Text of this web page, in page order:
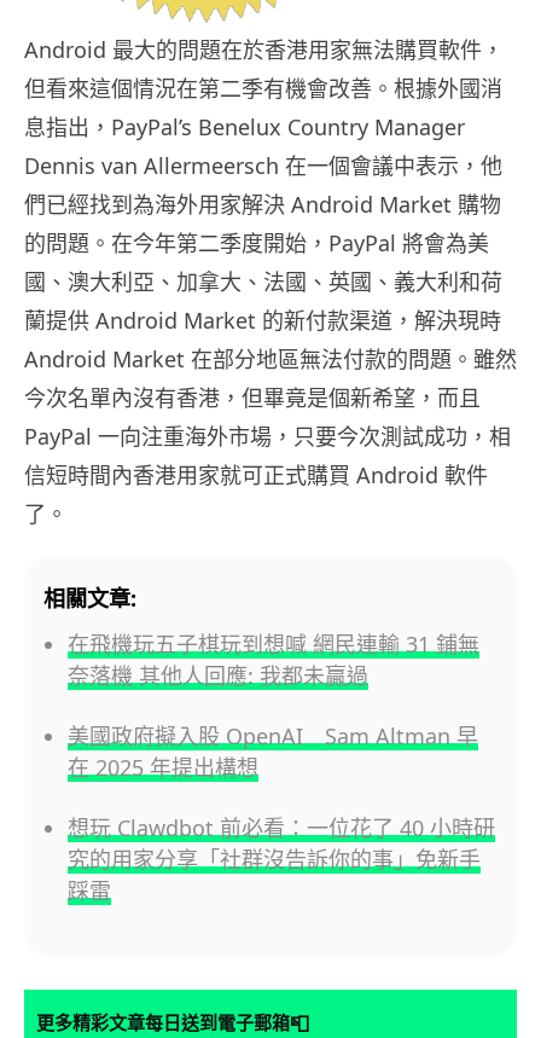
Android 最大的問題在於香港用家無法購買軟件，
但看來這個情況在第二季有機會改善。根據外國消
息指出，PayPal’s Benelux Country Manager
Dennis van Allermeersch 在一個會議中表示，他
們已經找到為海外用家解決 Android Market 購物
的問題。在今年第二季度開始，PayPal 將會為美
國、澳大利亞、加拿大、法國、英國、義大利和荷
蘭提供 Android Market 的新付款渠道，解決現時
Android Market 在部分地區無法付款的問題。雖然
今次名單內沒有香港，但畢竟是個新希望，而且
PayPal 一向注重海外市場，只要今次測試成功，相
信短時間內香港用家就可正式購買 Android 軟件
了。
相關文章:
在飛機玩五子棋玩到想喊 網民連輸 31 鋪無
奈落機 其他人回應: 我都未贏過
美國政府擬入股 OpenAI Sam Altman 早
在 2025 年提出構想
想玩 Clawdbot 前必看：一位花了 40 小時研
究的用家分享「社群沒告訴你的事」免新手
踩雷
更多精彩文章每日送到電子郵箱📮